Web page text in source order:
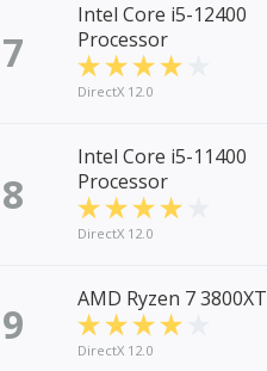
7
Intel Core i5-12400
Processor
DirectX 12.0
8
Intel Core i5-11400
Processor
DirectX 12.0
9 AMD Ryzen 7 3800XT
DirectX 12.0